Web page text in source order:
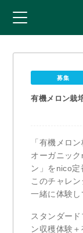
募集
有機メロン栽
「有機メロ
オーガニッ
ン」をnico定
このチャレ
一緒に体験し
スタンダー
ン収穫体験